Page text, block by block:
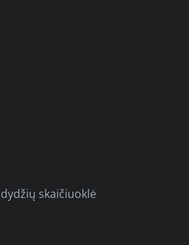
skaičiuoklė